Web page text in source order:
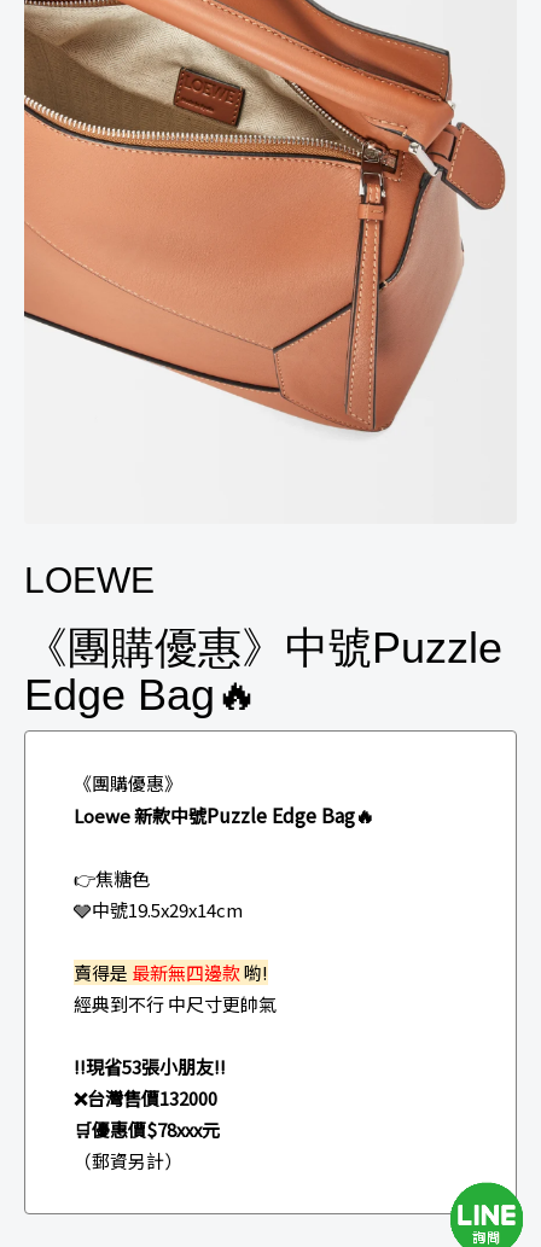
LOEWE
《團購優惠》中號Puzzle
Edge Bag🔥
《團購優惠》
Loewe 新款中號Puzzle Edge Bag🔥
👉焦糖色
🩶中號19.5x29x14cm
賣得是 最新無四邊款喲!
經典到不行 中尺寸更帥氣
‼️現省53張小朋友‼️
❌台灣售價132000
🛒優惠價$78xxx元
（郵資另計）